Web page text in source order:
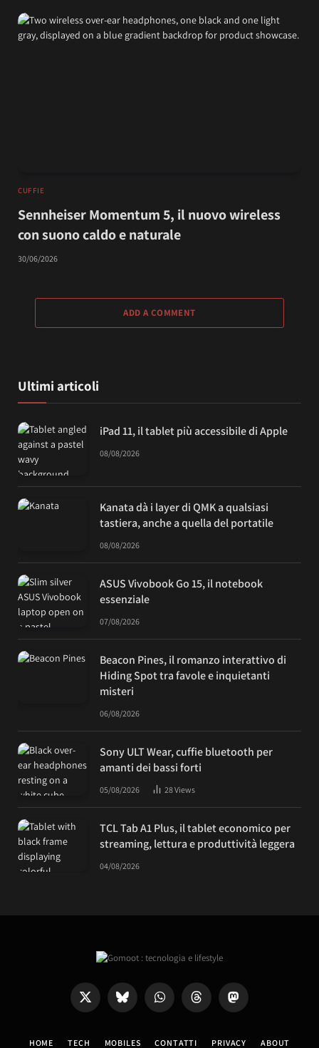
CUFFIE
Sennheiser Momentum 5, il nuovo wireless
con suono caldo e naturale
30/06/2026
ADD A COMMENT
Ultimi articoli
iPad 11, il tablet più accessibile di Apple
08/08/2026
Kanata dà i layer di QMK a qualsiasi
tastiera, anche a quella del portatile
08/08/2026
ASUS Vivobook Go 15, il notebook
essenziale
07/08/2026
Beacon Pines, il romanzo interattivo di
Hiding Spot tra favole e inquietanti
misteri
06/08/2026
Sony ULT Wear, cuffie bluetooth per
amanti dei bassi forti
05/08/2026 28Views
TCL Tab A1 Plus, il tablet economico per
streaming, lettura e produttività leggera
04/08/2026
X
(Twitter)
Bluesky WhatsAppThreads Mastodon
HOME TECH MOBILES CONTATTI PRIVACY ABOUT